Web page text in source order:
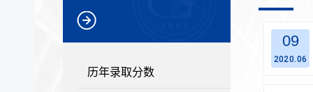
历年录取分数
09
2020.06